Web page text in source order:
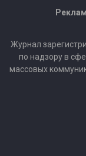
Журнал
по надзору в
массовых